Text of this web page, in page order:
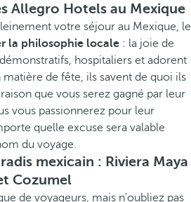
Allegro Hotels au Mexique
votre séjour au Mexique, le
la philosophie locale : la joie de
hospitaliers et adorent
de fête, ils savent de quoi ils
que vous serez gagné par leur
vous passionnerez pour leur
quelle excuse sera valable
du voyage.
mexicain : Riviera Maya
Cozumel
de voyageurs, mais n'oubliez pas